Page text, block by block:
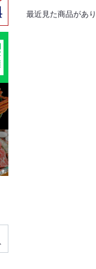
最近見た商品があり